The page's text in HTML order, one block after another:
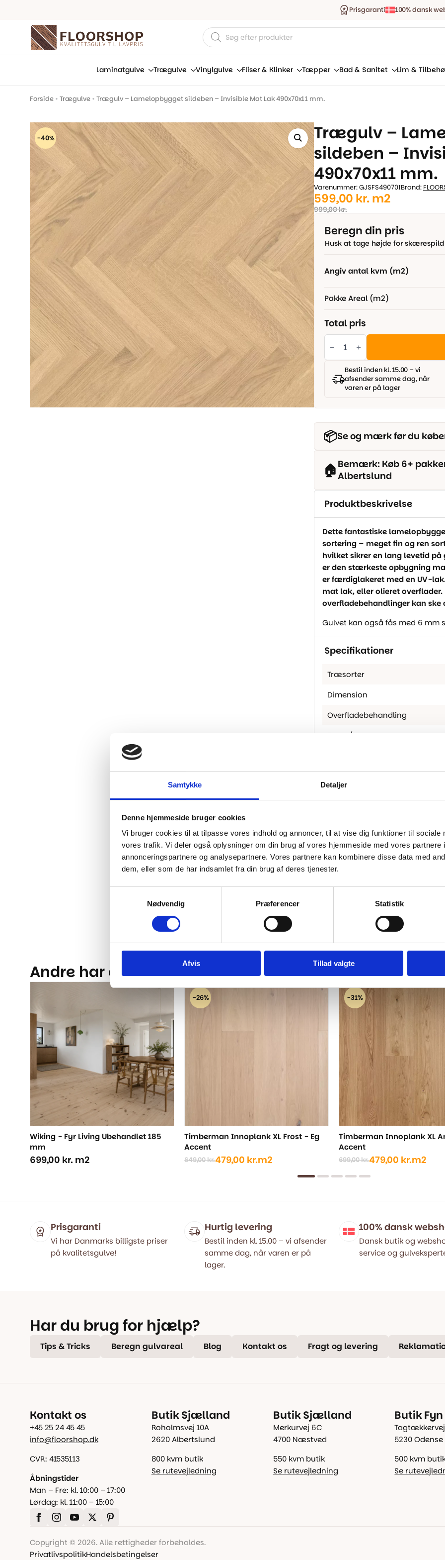
Samtykke Detaljer
Denne hjemmeside bruger cookies
Vi bruger cookies til at tilpasse vores indhold og annoncer, til at vise dig funktioner til sociale
vores trafik. Vi deler også oplysninger om din brug af vores hjemmeside med vores partnere
annonceringspartnere og analysepartnere. Vores partnere kan kombinere disse data med
dem, eller som de har indsamlet fra din brug af deres tjenester.
Nødvendig
Præferencer Statistik
Afvis Tillad valgte
Prisgaranti 100% dansk
Products
search
Laminatgulve Trægulve Vinylgulve Fliser & Klinker Tæpper Bad & Sanitet Lim &
Forside • Trægulve • Trægulv – Lamelopbygget sildeben – Invisible Mat Lak 490x70x11 mm.
-40%
Trægulv –
sildeben –
490x70x11 mm.
Varenummer: GJSFS49070IBrand:
999,00kr.
Den
oprindelige
pris
var:
599,00 kr.
Den
aktuelle
pris
er:
m2
Beregn din pris
Husk at tage højde for skærespild
Angiv antal kvm (m2)
Pakke Areal (m2)
Total pris
Trægulv
Lamelopbygget
sildeben
Invisible
Mat
Bestil inden kl. 15.00 – vi
afsender samme dag, når
varen er på lager
📦Se og mærk før du
🏠 Bemærk: Køb 6+
Albertslund
Produktbeskrivelse
Dette fantastiske
sortering – meget fin og ren
hvilket sikrer en lang levetid
er den stærkeste opbygning
er færdiglakeret med en UV-
mat lak, eller olieret overflader.
overfladebehandlinger kan ske
Gulvet kan også fås med 6 mm
Specifikationer
Træsorter
Dimension
Overfladebehandling
Farve / Nuance
Fas
Planketype
Andre har også kigget på...
Wiking - Fyr Living Ubehandlet 185
mm
699,00 kr. m2
-26%
Timberman Innoplank XL Frost - Eg
Accent
649,00kr.
Den
479,00 kr.
Den
m2
-31%
Timberman Innoplank XL
Accent
699,00kr.
Den
oprindelige
479,00 kr.
Den
aktuelle
m2
Prisgaranti
Vi har Danmarks billigste priser
på kvalitetsgulve!
Hurtig levering
Bestil inden kl. 15.00 – vi afsender
samme dag, når varen er på
lager.
100% dansk
Dansk butik og
service og
Har du brug for hjælp?
Tips & Tricks Beregn gulvareal Blog Kontakt os Fragt og levering
Kontakt os
+45 25 24 45 45
info@floorshop.dk
CVR: 41535113
Åbningstider
Man – Fre: kl. 10:00 – 17:00
Lørdag: kl. 11:00 – 15:00
Butik Sjælland
Roholmsvej 10A
2620 Albertslund
800 kvm butik
Se rutevejledning
Butik Sjælland
Merkurvej 6C
4700 Næstved
550 kvm butik
Se rutevejledning
Butik Fyn
Tagtækkervej
5230 Odense
500 kvm
Se
Copyright © 2026. Alle rettigheder forbeholdes.
PrivatlivspolitikHandelsbetingelser